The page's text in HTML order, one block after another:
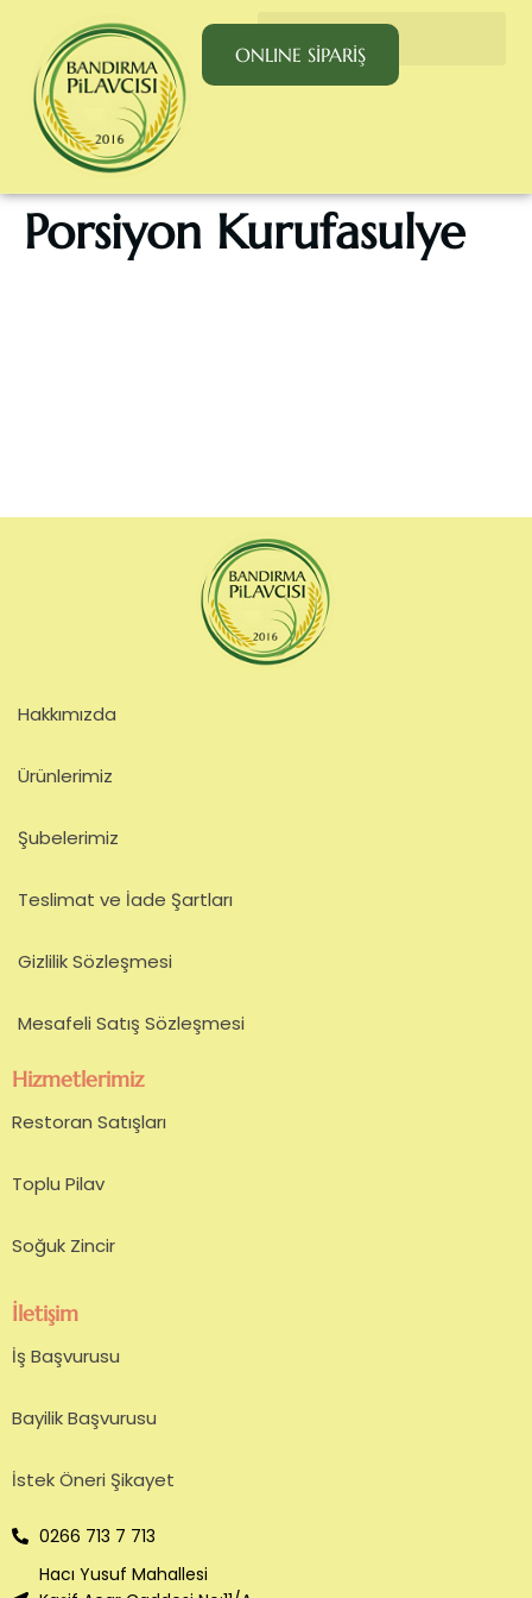
ONLINE SİPARİŞ
Porsiyon Kurufasulye
Hakkımızda
Ürünlerimiz
Şubelerimiz
Teslimat ve İade Şartları
Gizlilik Sözleşmesi
Mesafeli Satış Sözleşmesi
Hizmetlerimiz
Restoran Satışları
Toplu Pilav
Soğuk Zincir
İletişim
İş Başvurusu
Bayilik Başvurusu
İstek Öneri Şikayet
0266 713 7 713
Hacı Yusuf Mahallesi